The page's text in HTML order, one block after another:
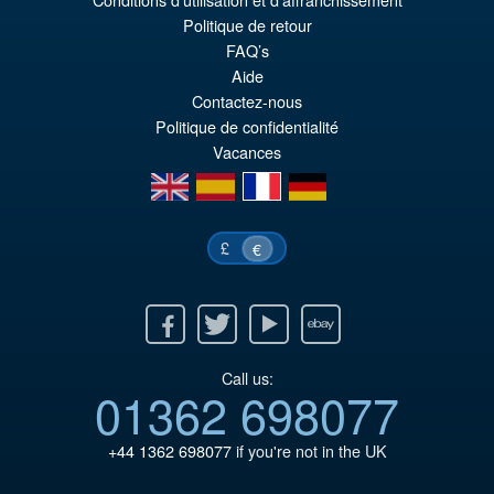
€92.15
PRÉ COMMANDE
Politique de retour
FAQ’s
Aide
Contactez-nous
Politique de confidentialité
Vacances
en
es fr de
£ €
Twitter Youtube Ebay
Call us:
01362 698077
+44 1362 698077if you're not in the UK